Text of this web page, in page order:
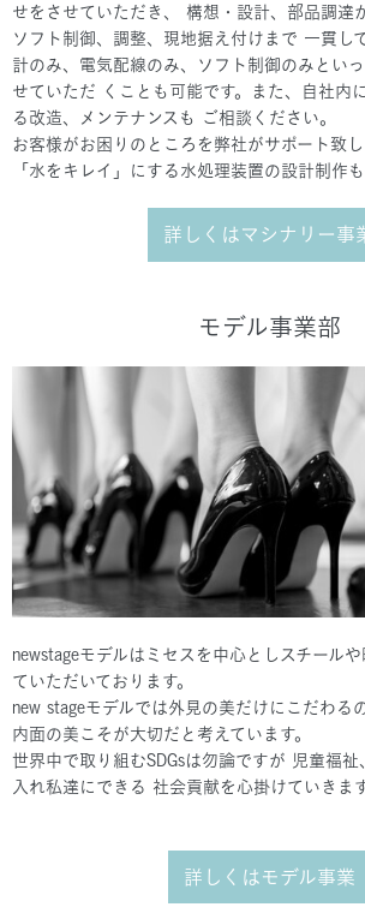
せをさせていただき、 構想・設計、部品調達
ソフト制御、調整、現地据え付けまで 一貫し
計のみ、電気配線のみ、ソフト制御のみとい
せていただ くことも可能です。また、自社内
る改造、メンテナンスも ご相談ください。
お客様がお困りのところを弊社がサポート致し
「水をキレイ」にする水処理装置の設計制作
詳しくはマシナリー事
モデル事業部
newstageモデルはミセスを中心としスチール
ていただいております。
new stageモデルでは外見の美だけにこだわる
内面の美こそが大切だと考えています。
世界中で取り組むSDGsは勿論ですが 児童福祉
入れ私達にできる 社会貢献を心掛けていきま
詳しくはモデル事業